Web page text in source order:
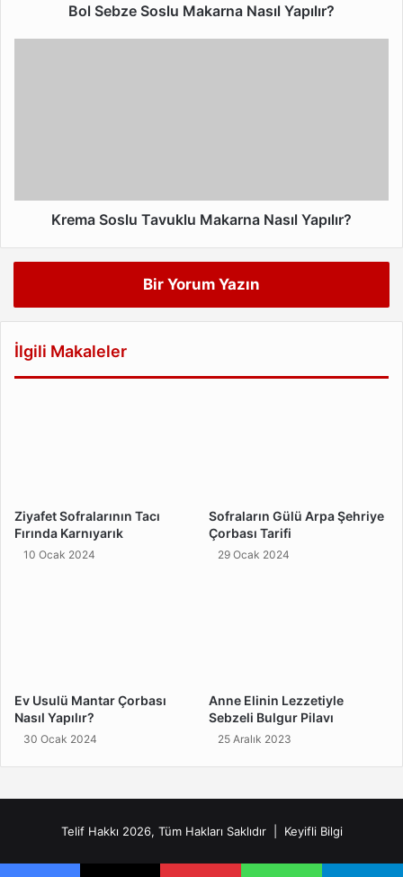
Bol Sebze Soslu Makarna Nasıl Yapılır?
Krema Soslu Tavuklu Makarna Nasıl Yapılır?
Bir Yorum Yazın
İlgili Makaleler
Ziyafet Sofralarının Tacı
Fırında Karnıyarık
10 Ocak 2024
Sofraların Gülü Arpa Şehriye
Çorbası Tarifi
29 Ocak 2024
Ev Usulü Mantar Çorbası
Nasıl Yapılır?
30 Ocak 2024
Anne Elinin Lezzetiyle
Sebzeli Bulgur Pilavı
25 Aralık 2023
Telif Hakkı 2026, Tüm Hakları Saklıdır | Keyifli Bilgi